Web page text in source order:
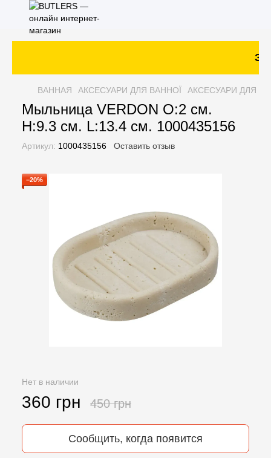
ВАННАЯ АКСЕСУАРИ ДЛЯ ВАННОЇ АКСЕСУАРИ ДЛЯ
Мыльница VERDON O:2 см.
H:9.3 см. L:13.4 см. 1000435156
Артикул: 1000435156 Оставить отзыв
−20%
Нет в наличии
360 грн 450 грн
Сообщить, когда появится